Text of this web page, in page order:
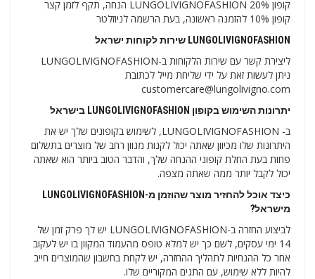
קופון LUNGOLIVIGNOFASHION 20% הנחה, תקף לזמן קצר
קופון 10% להזמנה ראשונה, בעת הרשמה לניוזלטר
LUNGOLIVIGNOFASHION שירות לקוחות ישראל
ליצירת קשר עם שירות הלקוחות ב-LUNGOLIVIGNOFASHION
ניתן לעשות זאת על ידי שליחת מייל לכתובת
customercare@lungolivigno.com
יתרונות השימוש בקופון LUNGOLIVIGNOFASHION בישראל
ב- LUNGOLIVIGNOFASHION, לשימוש בקופונים שלך יש את
היתרונות שלו מכיוון שאתה יכול לקנות מגוון רחב של מוצרים בתשלום
פחות בעת החלת קופוני ההנחה שלך, והדבר הטוב ביותר הוא שאתה
יכול לקבל יותר ממה שאתה מצפה.
כיצד אוכל להחזיר מוצר שהוזמן מ-LUNGOLIVIGNOFASHION
מישראל?
לביצוע החזרה ב-LUNGOLIVIGNOFASHION יש לך פרק זמן של
14 ימי עסקים, לשם כך יש למלא טופס מהעמוד המקוון בו יש לעקוב
אחר כל ההנחיות לתהליך ההחזרה, יש לקחת בחשבון שהמוצרים חייב
להיות ללא שימוש, עם התגים המקוריים שלו.